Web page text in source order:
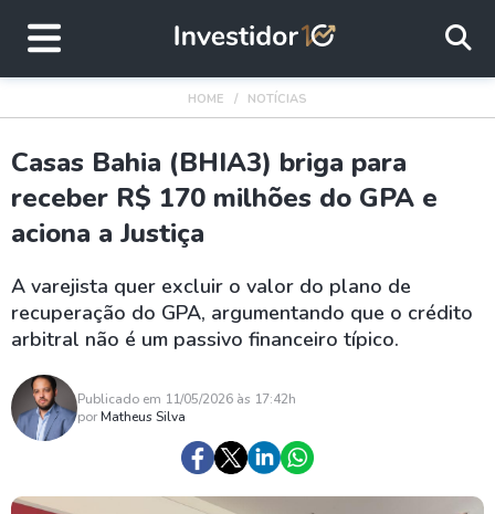
HOME NOTÍCIAS
Casas Bahia (BHIA3) briga para
receber R$ 170 milhões do GPA e
aciona a Justiça
A varejista quer excluir o valor do plano de
recuperação do GPA, argumentando que o crédito
arbitral não é um passivo financeiro típico.
Publicado em 11/05/2026 às 17:42h
porMatheus Silva